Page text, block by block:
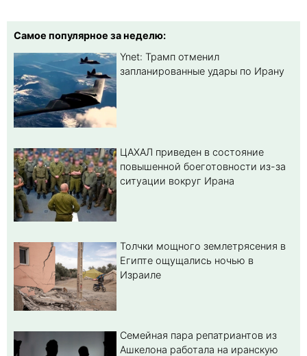
Самое популярное за неделю:
Ynet: Трамп отменил
запланированные удары по Ирану
ЦАХАЛ приведен в состояние
повышенной боеготовности из-за
ситуации вокруг Ирана
Толчки мощного землетрясения в
Египте ощущались ночью в
Израиле
Семейная пара репатриантов из
Ашкелона работала на иранскую